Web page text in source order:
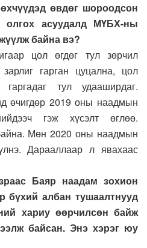
өвдөг шороодсон
асуудалд МҮБХ-ны
байна вэ?
цол өгдөг тул зөрчил
гарган цуцална, цол
тул удааширдаг.
өчигдөр 2019 оны наадмын
гэж хүсэлт өглөө.
Мөн 2020 оны наадмын
Дарааллаар л явахаас
Баяр наадам зохион
бүхий албан тушаалтнууд
хариу өөрчилсөн байж
байсан. Энэ хэрэг юу